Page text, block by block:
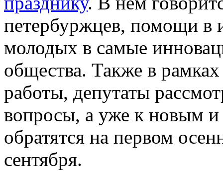
петербуржцев, помощи в
молодых в самые
общества. Также в
работы, депутаты
вопросы, а уже к новым и
обратятся на первом
сентября.